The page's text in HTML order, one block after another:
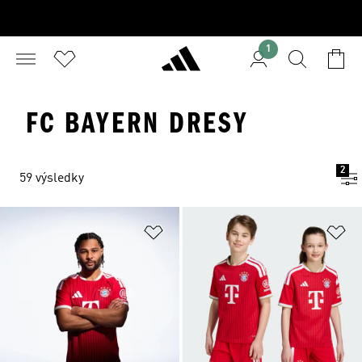
1
FC BAYERN DRESY
59 výsledky
2
Přidat do seznamu přání